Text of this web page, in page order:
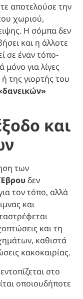
αποτελούσε την
χωριού,
Η σόμπα δεν
και η άλλοτε
σε έναν τόπο-
για λίγες
ή της γιορτής του
και
των
δεν
τον τόπο, αλλά
και
και τη
καθιστά
κακοκαιρίας.
στο
οποιουδήποτε